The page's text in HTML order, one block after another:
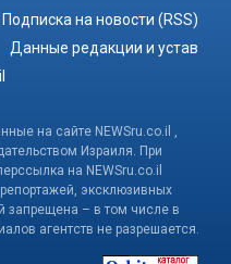
Подписка на новости (RSS)
Данные редакции и устав
на сайте NEWSru.co.il ,
Израиля. При
на NEWSru.co.il
эксклюзивных
запрещена – в том числе в
агентств не разрешается.